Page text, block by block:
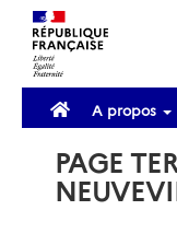
A propos
PAGE